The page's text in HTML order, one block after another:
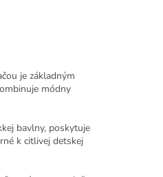
je základným
módny
bavlny, poskytuje
k citlivej detskej